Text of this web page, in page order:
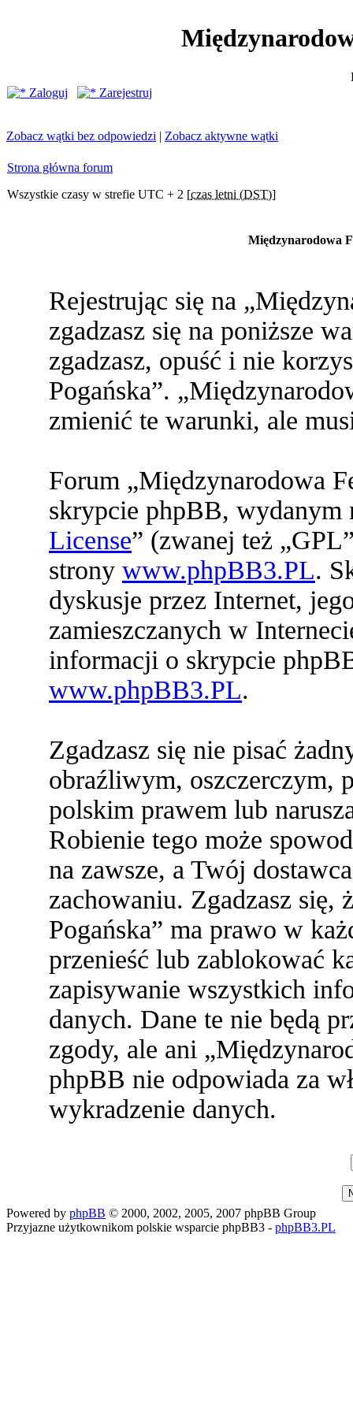
Zaloguj
Zarejestruj
Zobacz wątki bez odpowiedzi | Zobacz aktywne wątki
Strona główna forum
Wszystkie czasy w strefie UTC + 2 [czas letni (DST)]
Międzynarodowa
Rejestrując się na
zgadzasz się na poniższe
zgadzasz, opuść i nie
Pogańska”.
zmienić te warunki, ale
Forum „Międzynarodowa
skrypcie phpBB, wydanym
License” (zwanej też
strony www.phpBB3.PL.
dyskusje przez Internet,
zamieszczanych w
informacji o skrypcie
www.phpBB3.PL.
Zgadzasz się nie pisać
obraźliwym, oszczerczym,
polskim prawem lub
Robienie tego może
na zawsze, a Twój
zachowaniu. Zgadzasz się,
Pogańska” ma prawo w
przenieść lub zablokować
zapisywanie wszystkich
danych. Dane te nie będą
zgody, ale ani
phpBB nie odpowiada za
wykradzenie danych.
Powered by phpBB © 2000, 2002, 2005, 2007 phpBB Group
Przyjazne użytkownikom polskie wsparcie phpBB3 - phpBB3.PL